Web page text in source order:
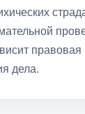
правовая
дела.